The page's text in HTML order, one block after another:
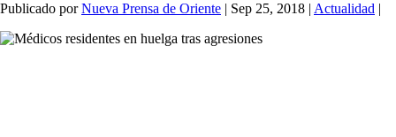
Publicado porNueva Prensa de Oriente | Sep 25, 2018 | Actualidad |